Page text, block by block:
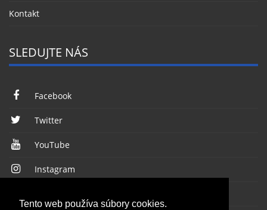
Tento web používa súbory cookies.
Kontakt
SLEDUJTE NÁS
Facebook
Twitter
YouTube
Instagram